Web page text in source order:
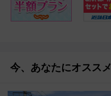
今、あなたにオススメ